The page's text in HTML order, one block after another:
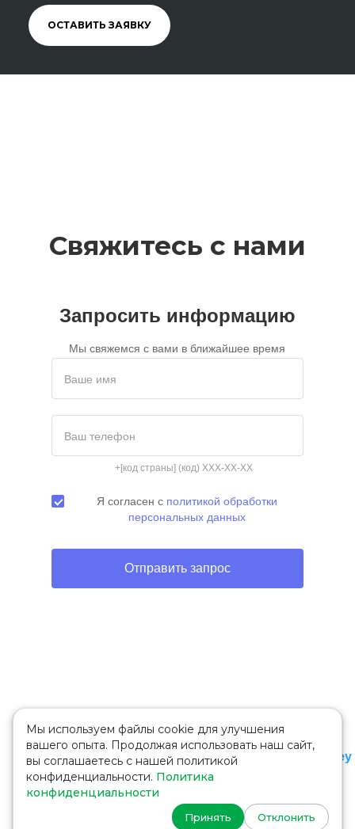
ОСТАВИТЬ ЗАЯВКУ
Свяжитесь с нами
Запросить информацию
Мы свяжемся с вами в ближайшее время
Ваше имя
Ваш телефон
+[код страны] (код) XXX-XX-XX
Я согласен с политикой обработки
персональных данных
Отправить запрос
Mill Hill School King Edwards School Witley
AMERIGO Cretin-Derham
Мы используем файлы cookie для улучшения
вашего опыта. Продолжая использовать наш сайт,
вы соглашаетесь с нашей политикой
конфиденциальности. Политика
конфиденциальности
Принять Отклонить